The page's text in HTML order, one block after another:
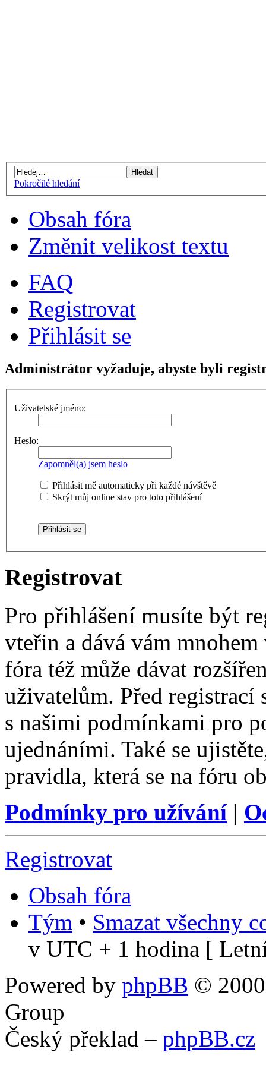
Pokročilé hledání
Obsah fóra
Změnit velikost textu
FAQ
Registrovat
Přihlásit se
Administrátor vyžaduje, abyste byli
Uživatelské jméno:
Heslo:
Zapomněl(a) jsem heslo
Přihlásit mě automaticky při každé návštěvě
Skrýt můj online stav pro toto přihlášení
Registrovat
Pro přihlášení musíte být
vteřin a dává vám
fóra též může dávat
uživatelům. Před registrací
s našimi podmínkami pro
ujednáními. Také se
pravidla, která se na fóru
Podmínky pro užívání|
Registrovat
Obsah fóra
Tým • Smazat všechny
v UTC + 1 hodina [
Powered by phpBB ©
Group
Český překlad – phpBB.cz